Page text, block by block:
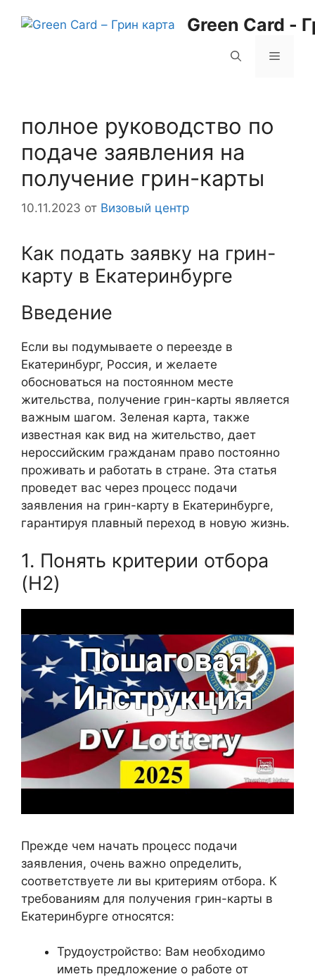
Green Card -
Меню
полное руководство по
подаче заявления на
получение грин-карты
10.11.2023 от Визовый центр
Как подать заявку на грин-
карту в Екатеринбурге
Введение
Если вы подумываете о переезде в
Екатеринбург, Россия, и желаете
обосноваться на постоянном месте
жительства, получение грин-карты является
важным шагом. Зеленая карта, также
известная как вид на жительство, дает
нероссийским гражданам право постоянно
проживать и работать в стране. Эта статья
проведет вас через процесс подачи
заявления на грин-карту в Екатеринбурге,
гарантируя плавный переход в новую жизнь.
1. Понять критерии отбора
(H2)
Прежде чем начать процесс подачи
заявления, очень важно определить,
соответствуете ли вы критериям отбора. К
требованиям для получения грин-карты в
Екатеринбурге относятся:
Трудоустройство: Вам необходимо
иметь предложение о работе от